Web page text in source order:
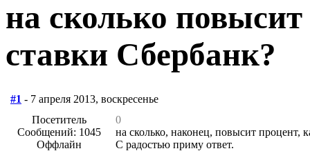
на сколько
ставки Сбербанк?
#1 - 7 апреля 2013, воскресенье
Посетитель
Сообщений: 1045
Оффлайн
0
на сколько, наконец, повысит процент,
С радостью приму ответ.